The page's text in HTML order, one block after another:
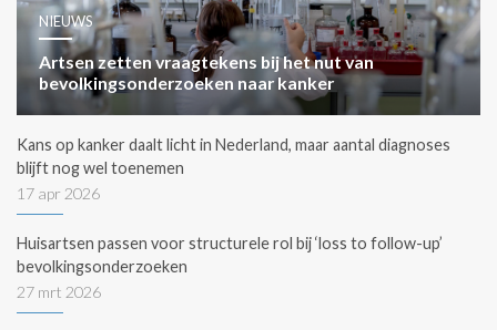
NIEUWS
Artsen zetten vraagtekens bij het nut van
bevolkingsonderzoeken naar kanker
Kans op kanker daalt licht in Nederland, maar aantal diagnoses
blijft nog wel toenemen
17 apr 2026
Huisartsen passen voor structurele rol bij ‘loss to follow-up’
bevolkingsonderzoeken
27 mrt 2026